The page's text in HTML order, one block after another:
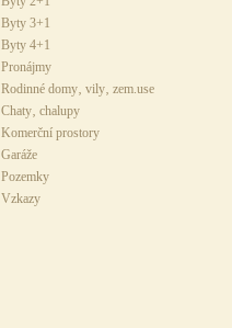
Byty 3+1
Byty 4+1
Pronájmy
Rodinné domy‚ vily‚ zem.use
Chaty‚ chalupy
Komerční prostory
Garáže
Pozemky
Vzkazy